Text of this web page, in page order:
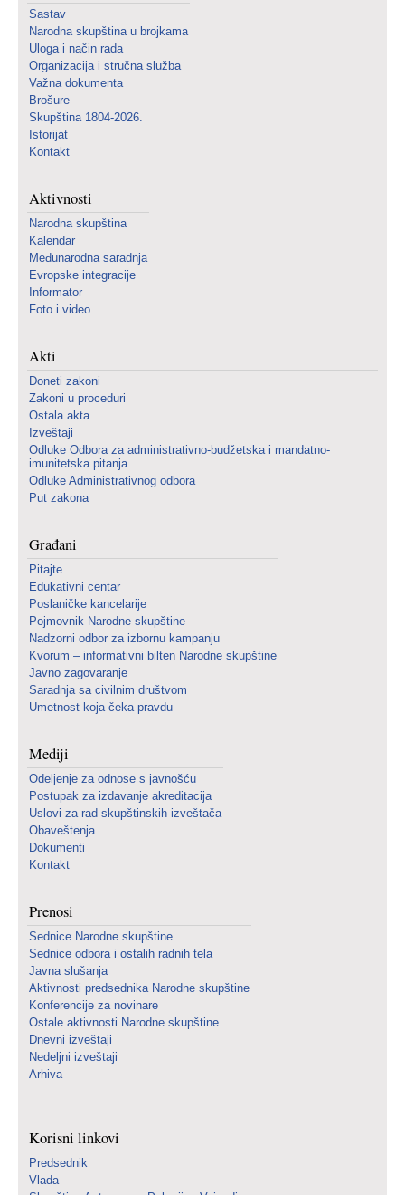
Sastav
Narodna skupština u brojkama
Uloga i način rada
Organizacija i stručna služba
Važna dokumenta
Brošure
Skupština 1804-2026.
Istorijat
Kontakt
Aktivnosti
Narodna skupština
Kalendar
Međunarodna saradnja
Evropske integracije
Informator
Foto i video
Akti
Doneti zakoni
Zakoni u proceduri
Ostala akta
Izveštaji
Odluke Odbora za administrativno-budžetska i mandatno-
imunitetska pitanja
Odluke Administrativnog odbora
Put zakona
Građani
Pitajte
Edukativni centar
Poslaničke kancelarije
Pojmovnik Narodne skupštine
Nadzorni odbor za izbornu kampanju
Kvorum – informativni bilten Narodne skupštine
Javno zagovaranje
Saradnja sa civilnim društvom
Umetnost koja čeka pravdu
Mediji
Odeljenje za odnose s javnošću
Postupak za izdavanje akreditacija
Uslovi za rad skupštinskih izveštača
Obaveštenja
Dokumenti
Kontakt
Prenosi
Sednice Narodne skupštine
Sednice odbora i ostalih radnih tela
Javna slušanja
Aktivnosti predsednika Narodne skupštine
Konferencije za novinare
Ostale aktivnosti Narodne skupštine
Dnevni izveštaji
Nedeljni izveštaji
Arhiva
Korisni linkovi
Predsednik
Vlada